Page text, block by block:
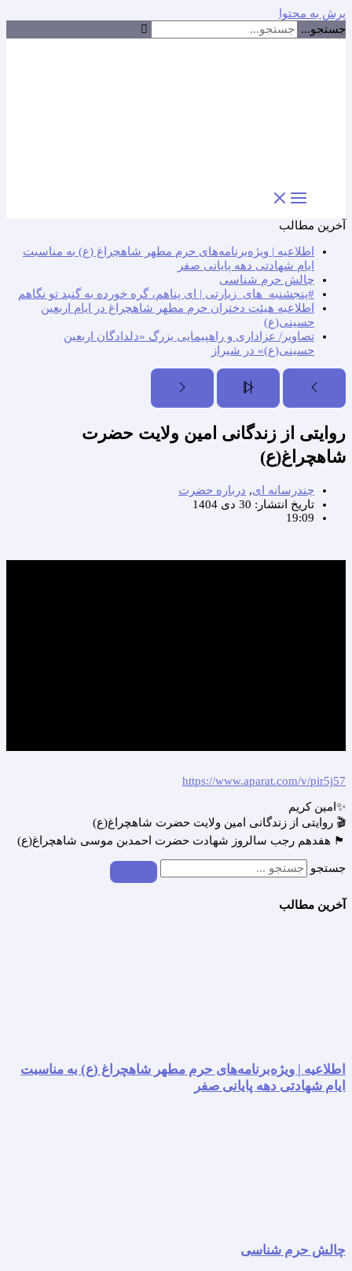
پرش به محتوا
جستجو...
آخرین مطالب
اطلاعیه | ویژه‌برنامه‌های حرم مطهر شاهچراغ (ع) به مناسبت
ایام شهادتی دهه پایانی صفر
چالش حرم شناسی
#پنجشنبه_های_زیارتی | ای پناهم، گره خورده به گنبد تو نگاهم
اطلاعیه هیئت دختران حرم مطهر شاهچراغ در ایام اربعین
حسینی(ع)
تصاویر/ عزاداری و راهپیمایی بزرگ «دلدادگان اربعین
حسینی(ع)» در شیراز
روایتی از زندگانی امین ولایت حضرت
شاهچراغ(ع)
چندرسانه ای, درباره حضرت
تاریخ انتشار: 30 دی 1404
19:09
https://www.aparat.com/v/pir5j57
✨امین کریم
🎬 روایتی از زندگانی امین ولایت حضرت شاهچراغ(ع)
🏴 هفدهم رجب سالروز شهادت حضرت احمدبن موسی شاهچراغ(ع)
جستجو
آخرین مطالب
اطلاعیه | ویژه‌برنامه‌های حرم مطهر شاهچراغ (ع) به مناسبت
ایام شهادتی دهه پایانی صفر
چالش حرم شناسی